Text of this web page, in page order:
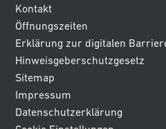
Kontakt
Öffnungszeiten
Erklärung zur digitalen
Hinweisgeberschutzgesetz
Sitemap
Impressum
Datenschutzerklärung